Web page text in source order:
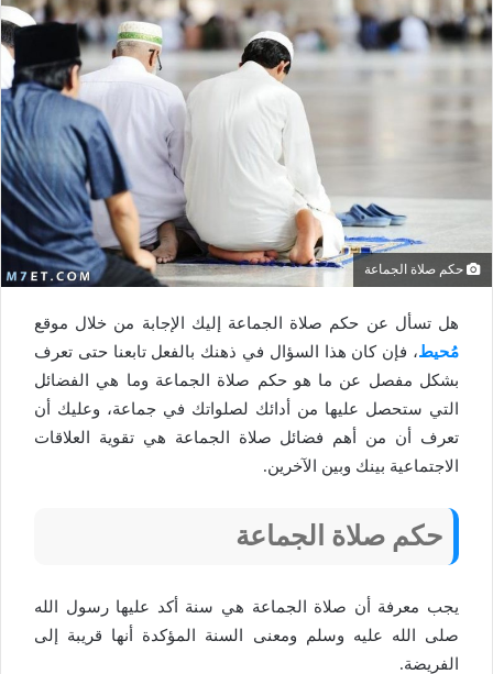
حكم صلاة الجماعة
هل تسأل عن حكم صلاة الجماعة إليك الإجابة من خلال موقع
مُحيط، فإن كان هذا السؤال في ذهنك بالفعل تابعنا حتى تعرف
بشكل مفصل عن ما هو حكم صلاة الجماعة وما هي الفضائل
التي ستحصل عليها من أدائك لصلواتك في جماعة، وعليك أن
تعرف أن من أهم فضائل صلاة الجماعة هي تقوية العلاقات
الاجتماعية بينك وبين الآخرين.
حكم صلاة الجماعة
يجب معرفة أن صلاة الجماعة هي سنة أكد عليها رسول الله
صلى الله عليه وسلم ومعنى السنة المؤكدة أنها قريبة إلى
الفريضة.